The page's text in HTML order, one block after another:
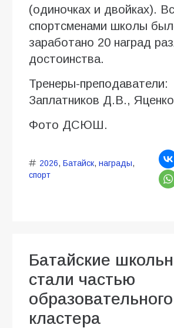
(одиночках и двойках).
спортсменами школы
заработано 20 наград
достоинства.
Тренеры-преподаватели:
Заплатников Д.В.,
Фото ДСЮШ.
2026, Батайск, награды,
спорт
Батайские
стали частью
образовательного
кластера